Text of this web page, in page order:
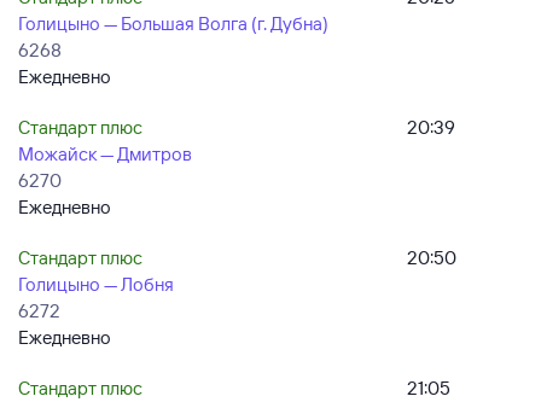
Голицыно — Большая Волга (г. Дубна)
6268
Ежедневно
Стандарт плюс
Можайск — Дмитров
6270
Ежедневно
20:39
Стандарт плюс
Голицыно — Лобня
6272
Ежедневно
20:50
Стандарт плюс
21:05